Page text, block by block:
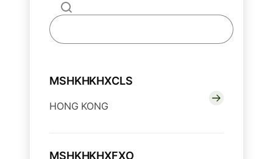
MSHKHKHXCLS
HONG KONG
MSHKHKHXFXO